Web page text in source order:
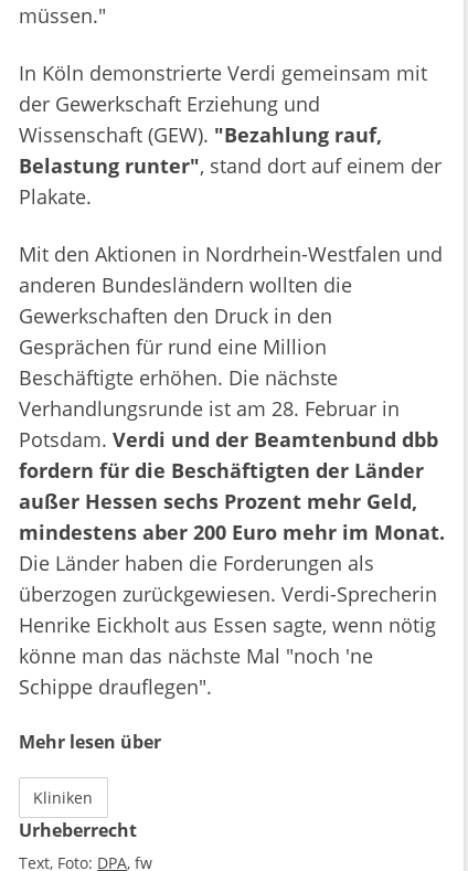
müssen."
In Köln demonstrierte Verdi gemeinsam mit
der Gewerkschaft Erziehung und
Wissenschaft (GEW). "Bezahlung rauf,
Belastung runter", stand dort auf einem der
Plakate.
Mit den Aktionen in Nordrhein-Westfalen und
anderen Bundesländern wollten die
Gewerkschaften den Druck in den
Gesprächen für rund eine Million
Beschäftigte erhöhen. Die nächste
Verhandlungsrunde ist am 28. Februar in
Potsdam. Verdi und der Beamtenbund dbb
fordern für die Beschäftigten der Länder
außer Hessen sechs Prozent mehr Geld,
mindestens aber 200 Euro mehr im Monat.
Die Länder haben die Forderungen als
überzogen zurückgewiesen. Verdi-Sprecherin
Henrike Eickholt aus Essen sagte, wenn nötig
könne man das nächste Mal "noch 'ne
Schippe drauflegen".
Mehr lesen über
Kliniken
Urheberrecht
Text, Foto: DPA fw